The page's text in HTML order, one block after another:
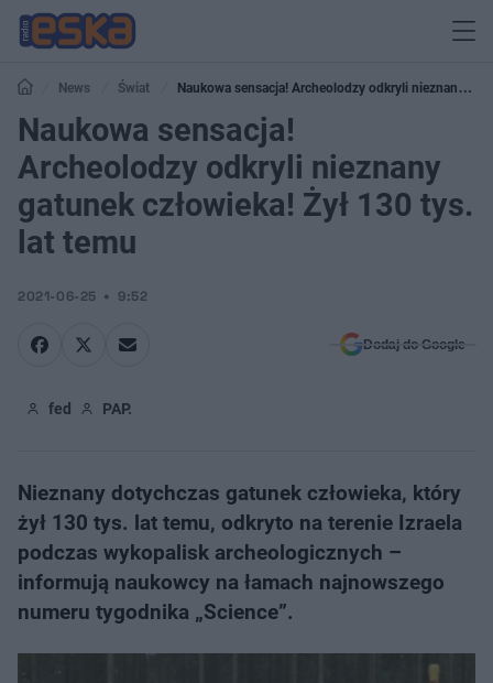
News Świat
Naukowa sensacja! Archeolodzy odkryli nieznany
gatunek człowieka! Żył 130 tys. lat temu
Naukowa sensacja!
Archeolodzy odkryli nieznany
gatunek człowieka! Żył 130 tys.
lat temu
2021-06-25 9:52
Dodaj do Google
fed PAP.
Nieznany dotychczas gatunek człowieka, który
żył 130 tys. lat temu, odkryto na terenie Izraela
podczas wykopalisk archeologicznych –
informują naukowcy na łamach najnowszego
numeru tygodnika „Science”.